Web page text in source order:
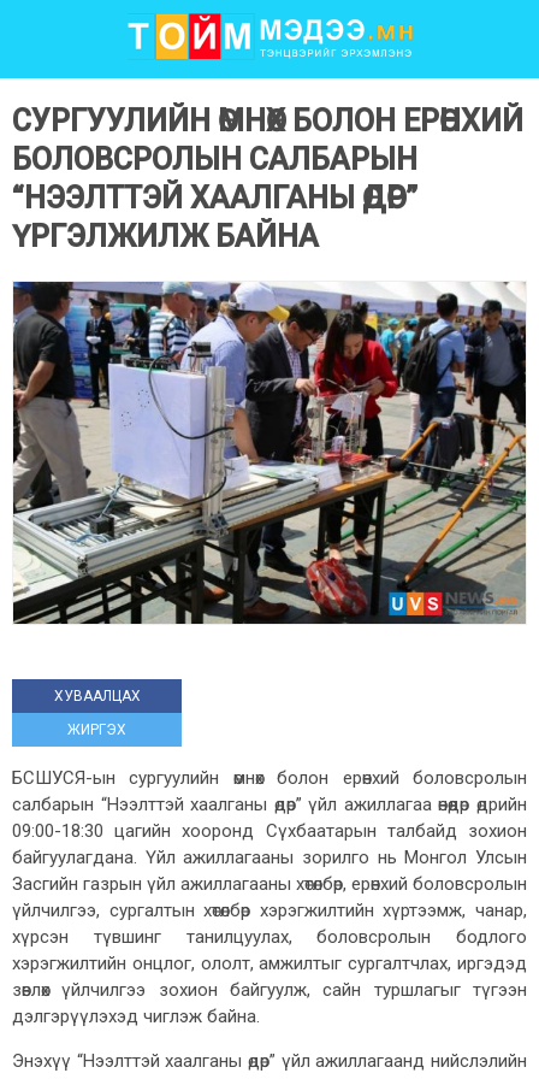
СУРГУУЛИЙН ӨМНӨХ БОЛОН ЕРӨНХИЙ
БОЛОВСРОЛЫН САЛБАРЫН
“НЭЭЛТТЭЙ ХААЛГАНЫ ӨДӨР”
ҮРГЭЛЖИЛЖ БАЙНА
ХУВААЛЦАХ
ЖИРГЭХ
БСШУСЯ-ын сургуулийн өмнөх болон ерөнхий боловсролын
салбарын “Нээлттэй хаалганы өдөр” үйл ажиллагаа өнөөдөр өдрийн
09:00-18:30 цагийн хооронд Сүхбаатарын талбайд зохион
байгуулагдана. Үйл ажиллагааны зорилго нь Монгол Улсын
Засгийн газрын үйл ажиллагааны хөтөлбөр, ерөнхий боловсролын
үйлчилгээ, сургалтын хөтөлбөр хэрэгжилтийн хүртээмж, чанар,
хүрсэн түвшинг танилцуулах, боловсролын бодлого
хэрэгжилтийн онцлог, ололт, амжилтыг сургалтчлах, иргэдэд
зөвлөх үйлчилгээ зохион байгуулж, сайн туршлагыг түгээн
дэлгэрүүлэхэд чиглэж байна.
Энэхүү “Нээлттэй хаалганы өдөр” үйл ажиллагаанд нийслэлийн